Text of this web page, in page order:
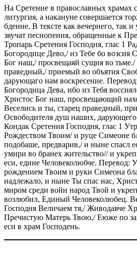
На Сретение в православных храмах
литургия, а накануне совершается
бдение. В тексте как вечернего, так
звучат песнопения, обращенные к
Тропарь Сретения Господня, глас 1
Богородице Дево,/ из Тебе бо
Бог наш,/ просвещаяй сущия во тьме./
праведный,/ приемый во объятия
дарующаго нам воскресение.
Богородица Дева, ибо из Тебя
Христос Бог наш, просвещающий
Веселись и ты, старец праведный,
Освободителя душ наших, дарующего
Кондак Сретения Господня, глас 1
Рождеством Твоим/ и руце Симеоне
подобаше, предварив,/ и ныне спасл
умири во бранех жительство// и
еси, едине Человеколюбче. Перевод:
рождением Твоим и руки Симеона
надлежало, и ныне Ты спас нас,
миром среди войн народ Твой и
возлюбил, Единый Человеколюбец.
Господня Величаем тя,/ Живодавче
Пречистую Матерь Твою,/ Еюже по
еси в храм Господень.